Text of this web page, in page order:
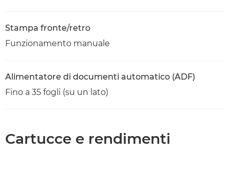
Stampa fronte/retro
Funzionamento manuale
Alimentatore di documenti automatico (ADF)
Fino a 35 fogli (su un lato)
Cartucce e rendimenti